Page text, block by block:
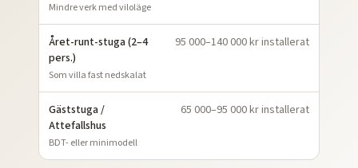
Mindre verk med viloläge
Året-runt-stuga (2–4
pers.)
Som villa fast nedskalat
95 000–140 000 kr installerat
Gäststuga /
Attefallshus
BDT- eller minimodell
65 000–95 000 kr installerat